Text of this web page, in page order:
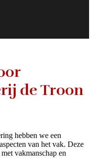
de Troon
hebben we een
van het vak. Deze
vakmanschap en